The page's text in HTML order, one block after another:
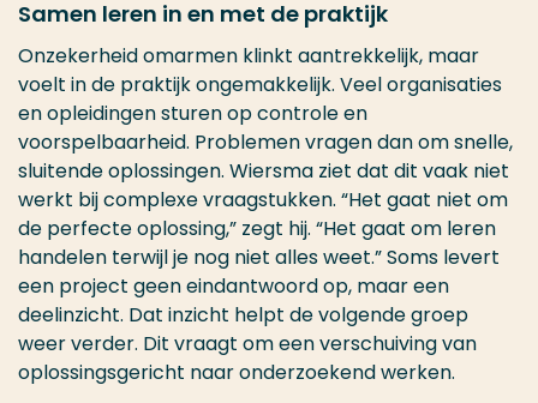
Samen leren in en met de praktijk
Onzekerheid omarmen klinkt aantrekkelijk, maar
voelt in de praktijk ongemakkelijk. Veel organisaties
en opleidingen sturen op controle en
voorspelbaarheid. Problemen vragen dan om snelle,
sluitende oplossingen. Wiersma ziet dat dit vaak niet
werkt bij complexe vraagstukken. “Het gaat niet om
de perfecte oplossing,” zegt hij. “Het gaat om leren
handelen terwijl je nog niet alles weet.” Soms levert
een project geen eindantwoord op, maar een
deelinzicht. Dat inzicht helpt de volgende groep
weer verder. Dit vraagt om een verschuiving van
oplossingsgericht naar onderzoekend werken.